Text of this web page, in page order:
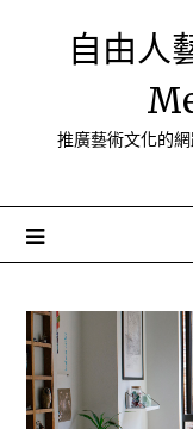
自由人
推廣藝術文化的